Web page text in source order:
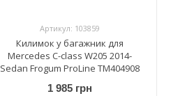
Артикул: 103859
Килимок у багажник для
Mercedes C-class W205 2014-
Sedan Frogum ProLine TM404908
1 985 грн